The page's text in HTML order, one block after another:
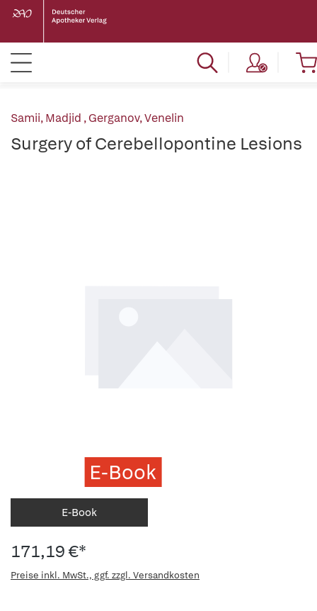
Samii, Madjid ,Gerganov, Venelin
Surgery of Cerebellopontine Lesions
E-Book
E-Book
171,19 €*
Preise inkl. MwSt., ggf. zzgl. Versandkosten